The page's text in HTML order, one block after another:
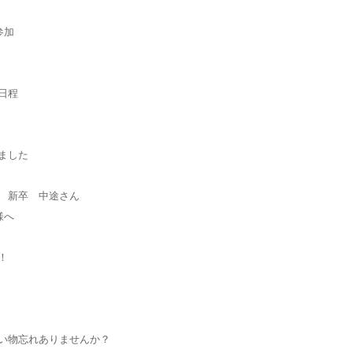
加
程
した
新卒 中途さん
へ
物忘れありませんか？